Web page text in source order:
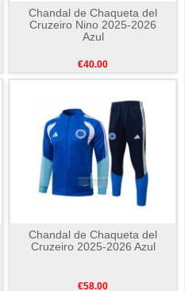
Chandal de Chaqueta del
Cruzeiro Nino 2025-2026
Azul
€40.00
Chandal de Chaqueta del
Cruzeiro 2025-2026 Azul
€58.00